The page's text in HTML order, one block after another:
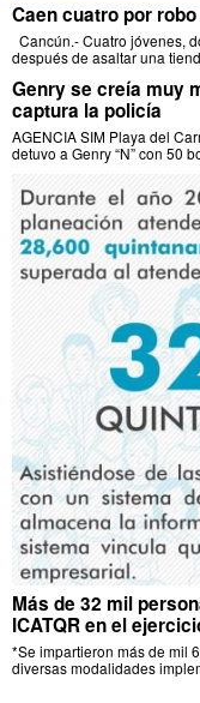
Caen cuatro por
Cancún.- Cuatro jóvenes,
después de asaltar una
Genry se creía muy
captura la policía
AGENCIA SIM Playa del
detuvo a Genry “N” con 50
Más de 32 mil
ICATQR en el
*Se impartieron más de mil
diversas modalidades